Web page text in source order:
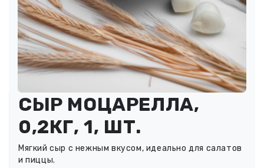
СЫР МОЦАРЕЛЛА,
0,2КГ, 1, ШТ.
Мягкий сыр с нежным вкусом, идеально для салатов
и пиццы.